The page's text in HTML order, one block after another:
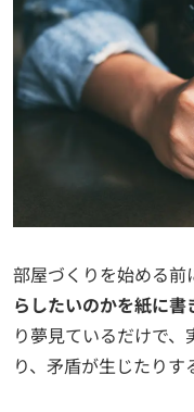
部屋づくりを始める前
らしたいのかを紙に
り夢見ているだけで
り、矛盾が生じたりす